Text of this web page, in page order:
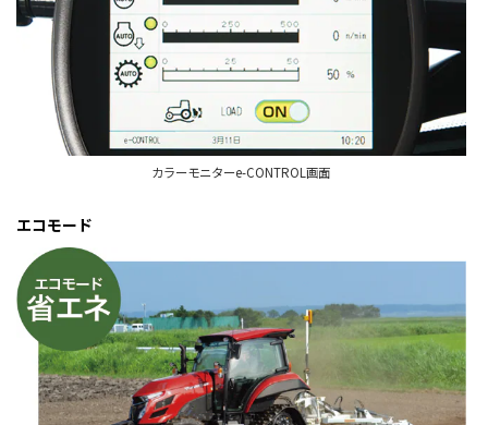
カラーモニターe-CONTROL画面
エコモード